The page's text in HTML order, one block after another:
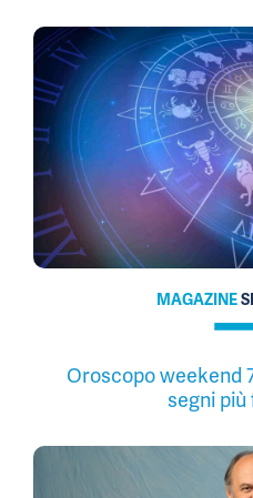
MAGAZINE
Oroscopo weekend
segni